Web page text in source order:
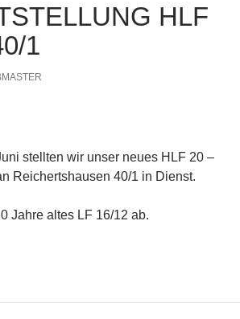
HLF
1
stellten wir unser neues HLF 20 –
Reichertshausen 40/1 in Dienst.
Jahre altes LF 16/12 ab.
– Rs 40/1